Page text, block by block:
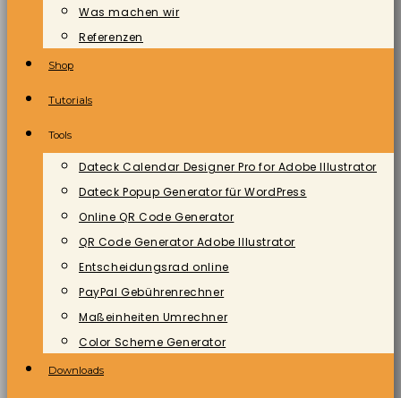
Was machen wir
Referenzen
Shop
Tutorials
Tools
Dateck Calendar Designer Pro for Adobe Illustrator
Dateck Popup Generator für WordPress
Online QR Code Generator
QR Code Generator Adobe Illustrator
Entscheidungsrad online
PayPal Gebührenrechner
Maßeinheiten Umrechner
Color Scheme Generator
Downloads